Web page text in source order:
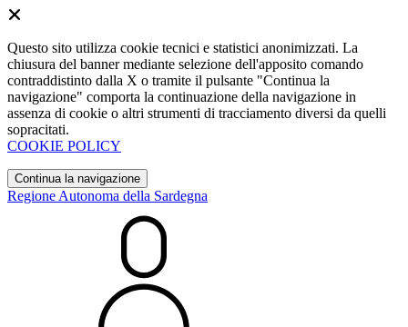
Questo sito utilizza cookie tecnici e statistici anonimizzati. La
chiusura del banner mediante selezione dell'apposito comando
contraddistinto dalla X o tramite il pulsante "Continua la
navigazione" comporta la continuazione della navigazione in
assenza di cookie o altri strumenti di tracciamento diversi da quelli
sopracitati.
COOKIE POLICY
Continua la navigazione
Regione Autonoma della Sardegna